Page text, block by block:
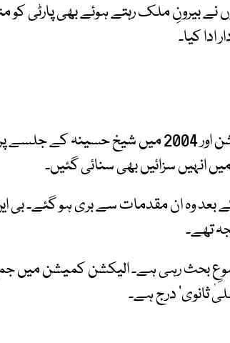
بیرونِ ملک رہتے ہوئے بھی پارٹی کو
ادا کیا۔
طارق رحمان پر ماضی میں کرپشن اور 2004 میں
انہیں سزائیں بھی سنائی گئیں۔
بعد وہ ان مقدمات سے بری ہو گئے۔ بی
تھے۔
بحث رہی ہے۔ الیکشن کمیشن میں
ثانوی‘ درج ہے۔